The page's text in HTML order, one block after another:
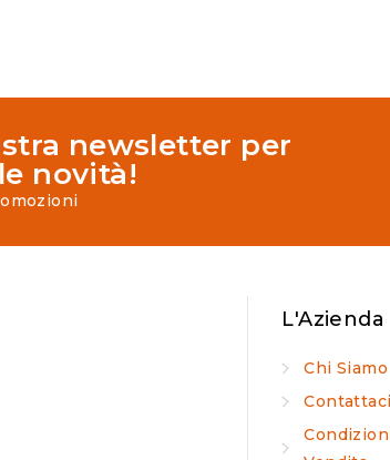
newsletter per
novità!
L'Azienda
Chi Siamo
Contattaci